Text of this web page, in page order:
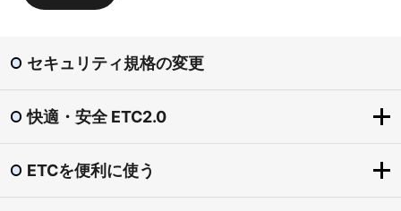
セキュリティ規格の変更
快適・安全 ETC2.0
快適・安全 ETC2.0
ETCを便利に使う